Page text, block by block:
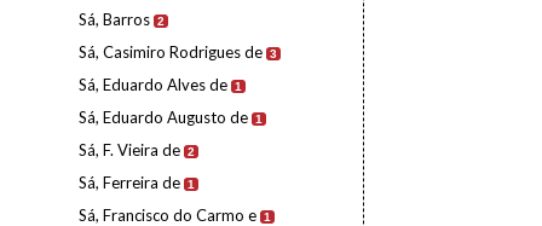
Sá, Barros 2
Sá, Casimiro Rodrigues de 3
Sá, Eduardo Alves de 1
Sá, Eduardo Augusto de 1
Sá, F. Vieira de 2
Sá, Ferreira de 1
Sá, Francisco do Carmo e 1